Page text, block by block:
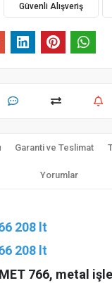
Güvenli Alışveriş
Garanti ve Teslimat
Yorumlar
208 lt
208 lt
766, metal